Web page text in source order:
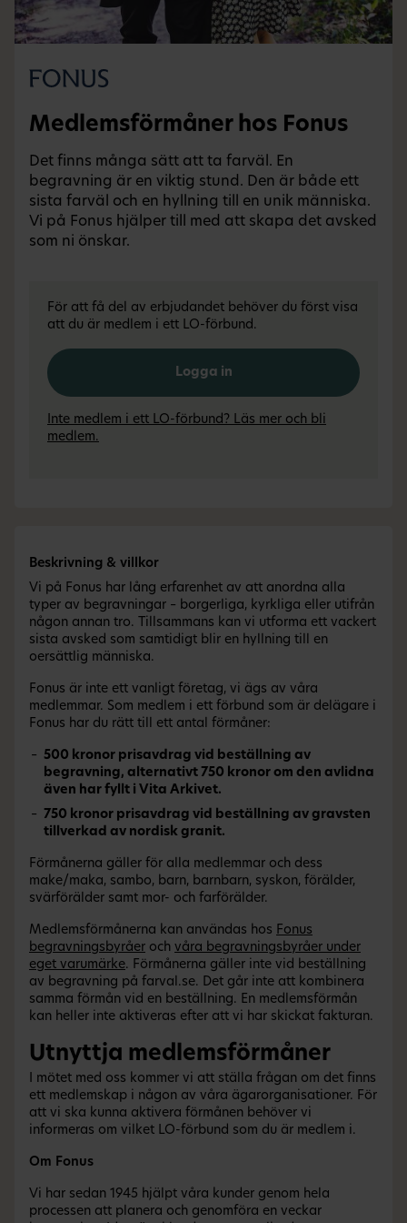
Medlemsförmåner hos Fonus
Det finns många sätt att ta farväl. En
begravning är en viktig stund. Den är både ett
sista farväl och en hyllning till en unik människa.
Vi på Fonus hjälper till med att skapa det avsked
som ni önskar.
För att få del av erbjudandet behöver du först visa
att du är medlem i ett LO-förbund.
Logga in
Inte medlem i ett LO-förbund? Läs mer och bli
medlem.
Beskrivning & villkor
Vi på Fonus har lång erfarenhet av att anordna alla
typer av begravningar – borgerliga, kyrkliga eller utifrån
någon annan tro. Tillsammans kan vi utforma ett vackert
sista avsked som samtidigt blir en hyllning till en
oersättlig människa.
Fonus är inte ett vanligt företag, vi ägs av våra
medlemmar. Som medlem i ett förbund som är delägare i
Fonus har du rätt till ett antal förmåner:
500 kronor prisavdrag vid beställning av
begravning, alternativt 750 kronor om den avlidna
även har fyllt i Vita Arkivet.
750 kronor prisavdrag vid beställning av gravsten
tillverkad av nordisk granit.
Förmånerna gäller för alla medlemmar och dess
make/maka, sambo, barn, barnbarn, syskon, förälder,
svärförälder samt mor- och farförälder.
Medlemsförmånerna kan användas hos Fonus
begravningsbyråer och våra begravningsbyråer under
eget varumärke. Förmånerna gäller inte vid beställning
av begravning på farval.se. Det går inte att kombinera
samma förmån vid en beställning. En medlemsförmån
kan heller inte aktiveras efter att vi har skickat fakturan.
Utnyttja medlemsförmåner
I mötet med oss kommer vi att ställa frågan om det finns
ett medlemskap i någon av våra ägarorganisationer. För
att vi ska kunna aktivera förmånen behöver vi
informeras om vilket LO-förbund som du är medlem i.
Om Fonus
Vi har sedan 1945 hjälpt våra kunder genom hela
processen att planera och genomföra en veckar